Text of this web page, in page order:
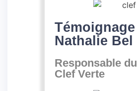
Nathalie
Responsable
Clef Verte